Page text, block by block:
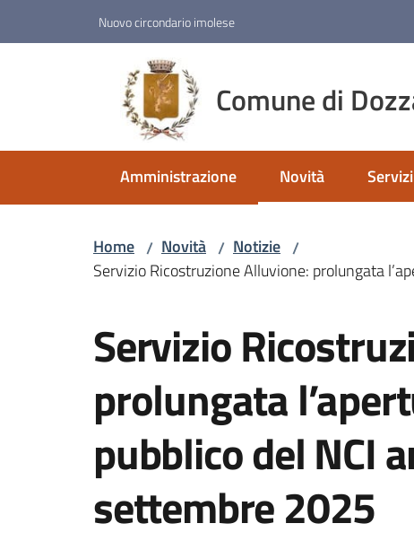
Nuovo circondario imolese
Comune di
Amministrazione Novità
Menu selezionato
Servizi
Menu
Home / Novità / Notizie /
Servizio Ricostruzione Alluvione: prolungata
Servizio
prolungata
pubblico del NCI
settembre 2025